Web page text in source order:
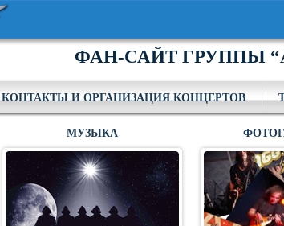
ФАН-САЙТ ГРУППЫ
КОНТАКТЫ И ОРГАНИЗАЦИЯ КОНЦЕРТОВ
МУЗЫКА